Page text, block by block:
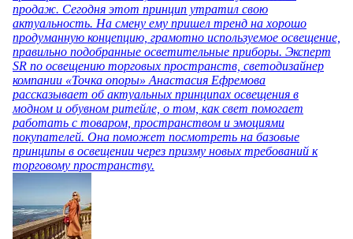
продаж. Сегодня этот принцип утратил свою
актуальность. На смену ему пришел тренд на хорошо
продуманную концепцию, грамотно используемое освещение,
правильно подобранные осветительные приборы. Эксперт
SR по освещению торговых пространств, светодизайнер
компании «Точка опоры» Анастасия Ефремова
рассказывает об актуальных принципах освещения в
модном и обувном ритейле, о том, как свет помогает
работать с товаром, пространством и эмоциями
покупателей. Она поможет посмотреть на базовые
принципы в освещении через призму новых требований к
торговому пространству.